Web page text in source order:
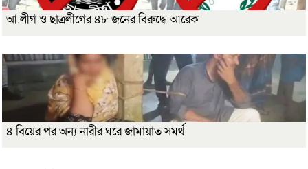
আ.লীগ ও ছাত্রলীগের ৪৮ জনের বিরুদ্ধে আরেক
৪ বিয়ের পর অন্য নারীর ঘরে জামায়াত সমর্থ